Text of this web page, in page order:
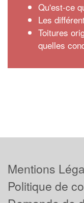
Qu'est-ce
Les
Toitures
quelles
Mentions
Politique de